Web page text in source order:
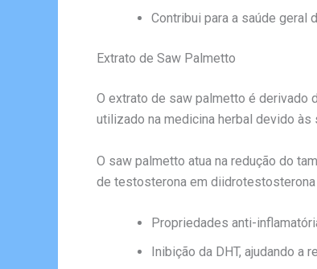
Contribui para a saúde geral
Extrato de Saw Palmetto
O extrato de saw palmetto é derivado
utilizado na medicina herbal devido
O saw palmetto atua na redução do
de testosterona em diidrotestosterona
Propriedades anti-
Inibição da DHT, ajudando a